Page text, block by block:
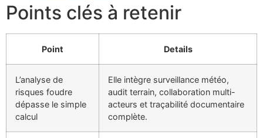
Points clés à retenir
Point Details
L’analyse de
risques foudre
dépasse le simple
calcul
Elle intègre surveillance météo,
audit terrain, collaboration multi-
acteurs et traçabilité documentaire
complète.